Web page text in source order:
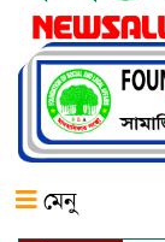
মেনু